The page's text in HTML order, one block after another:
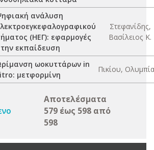
ανάλυση
(ΗΕΓ): εφαρμογές
εκπαίδευση
Στεφανίδης,
Βασίλειος Κ.
ωοκυττάρων in
μετφορμίνη
Πικίου,
Αποτελέσματα
579 έως 598 από
598